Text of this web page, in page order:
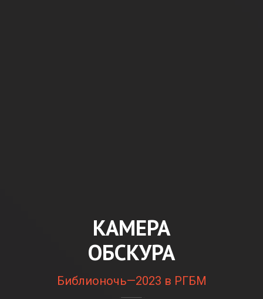
КАМЕРА
ОБСКУРА
Библионочь—2023 в РГБМ